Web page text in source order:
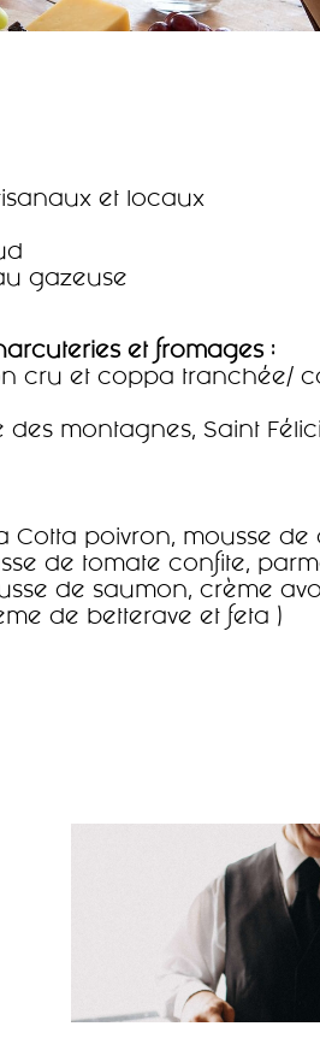
et locaux
gazeuse
et fromages :
cru et coppa tranchée/
des montagnes, Saint
Cotta poivron, mousse de
de tomate confite,
de saumon, crème
de betterave et feta )